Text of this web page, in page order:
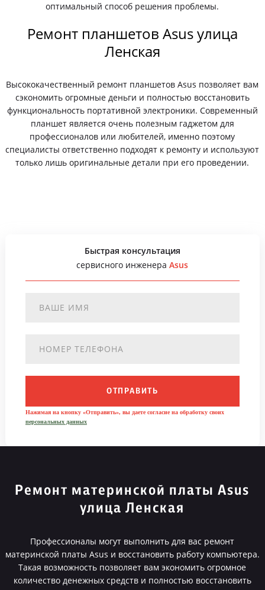
оптимальный способ решения проблемы.
Ремонт планшетов Asus улица
Ленская
Высококачественный ремонт планшетов Asus позволяет вам
сэкономить огромные деньги и полностью восстановить
функциональность портативной электроники. Современный
планшет является очень полезным гаджетом для
профессионалов или любителей, именно поэтому
специалисты ответственно подходят к ремонту и используют
только лишь оригинальные детали при его проведении.
Быстрая консультация
сервисного инженераAsus
ОТПРАВИТЬ
Нажимая на кнопку «Отправить», вы даете согласие на обработку своих
персональных данных
Ремонт материнской платы Asus
улица Ленская
Профессионалы могут выполнить для вас ремонт
материнской платы Asus и восстановить работу компьютера.
Такая возможность позволяет вам экономить огромное
количество денежных средств и полностью восстановить